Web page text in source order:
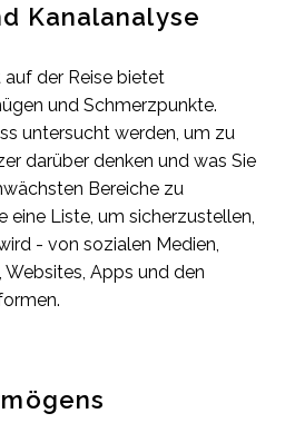
Kanalanalyse
der Reise bietet
und Schmerzpunkte.
untersucht werden, um zu
darüber denken und was Sie
Bereiche zu
eine Liste, um sicherzustellen,
- von sozialen Medien,
Apps und den